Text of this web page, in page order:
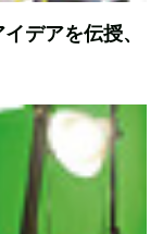
デアを伝授、